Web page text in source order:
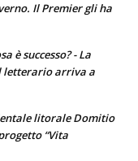
Il Premier gli ha
è successo? - La
letterario arriva a
litorale Domitio
“Vita